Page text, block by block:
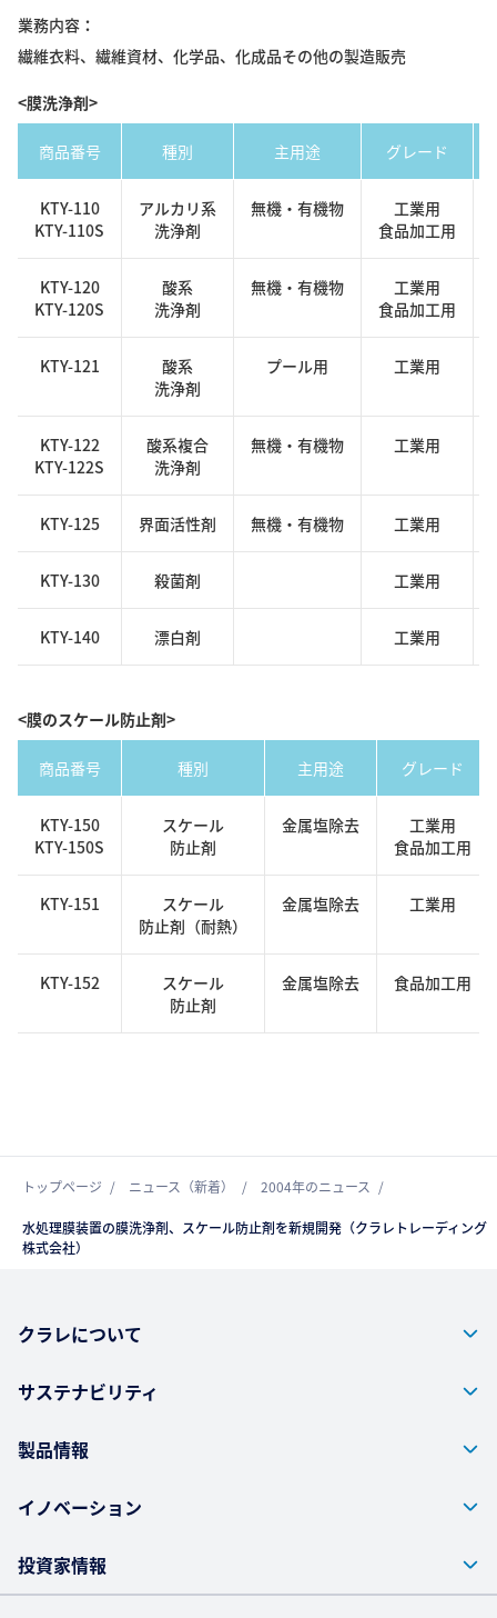
業務内容
繊維衣料、繊維資材、化学品、化成品その他の製造販売
<膜洗浄剤>
商品番号 種別 主用途 グレード
KTY-110
KTY-110S
アルカリ系
洗浄剤
無機・有機物
工業用
食品加工用
KTY-120
KTY-120S
酸系
洗浄剤
無機・有機物
工業用
食品加工用
KTY-121
酸系
洗浄剤
プール用 工業用
KTY-122
KTY-122S
酸系複合
洗浄剤
無機・有機物 工業用
KTY-125 界面活性剤 無機・有機物 工業用
KTY-130 殺菌剤 工業用
KTY-140 漂白剤 工業用
<膜のスケール防止剤>
商品番号 種別 主用途 グレード
KTY-150
KTY-150S
スケール
防止剤
金属塩除去
工業用
食品加工用
KTY-151
スケール
防止剤（耐熱）
金属塩除去 工業用
KTY-152
スケール
防止剤
金属塩除去 食品加工用
トップページ ニュース（新着） 2004年のニュース
水処理膜装置の膜洗浄剤、スケール防止剤を新規開発（クラレトレーディング
株式会社）
クラレについて
サステナビリティ
製品情報
イノベーション
投資家情報